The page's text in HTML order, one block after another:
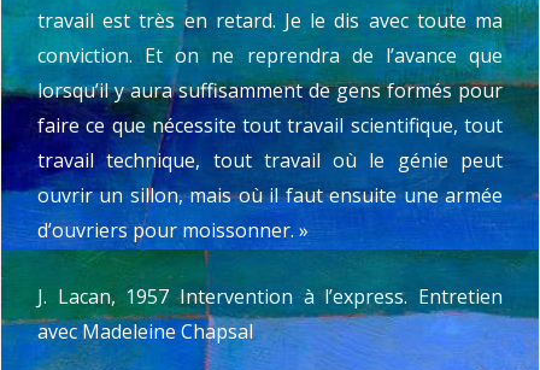
travail est très en retard. Je le dis avec toute ma
conviction. Et on ne reprendra de l’avance que
lorsqu’il y aura suffisamment de gens formés pour
faire ce que nécessite tout travail scientifique, tout
travail technique, tout travail où le génie peut
ouvrir un sillon, mais où il faut ensuite une armée
d’ouvriers pour moissonner. »
J. Lacan, 1957 Intervention à l’express. Entretien
avec Madeleine Chapsal